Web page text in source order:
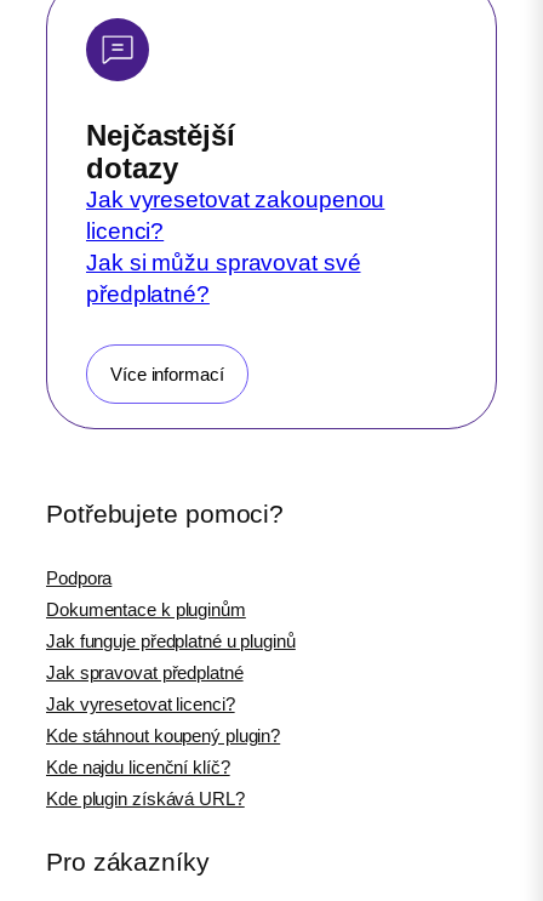
Nejčastější
dotazy
Jak vyresetovat zakoupenou
licenci?
Jak si můžu spravovat své
předplatné?
Více informací
Potřebujete pomoci?
Podpora
Dokumentace k pluginům
Jak funguje předplatné u pluginů
Jak spravovat předplatné
Jak vyresetovat licenci?
Kde stáhnout koupený plugin?
Kde najdu licenční klíč?
Kde plugin získává URL?
Pro zákazníky